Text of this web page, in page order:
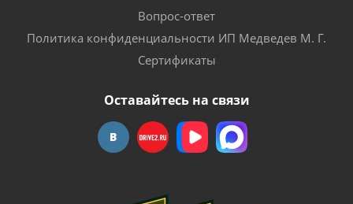
Вопрос-ответ
Политика конфиденциальности ИП Медведев М. Г.
Сертификаты
Оставайтесь на связи